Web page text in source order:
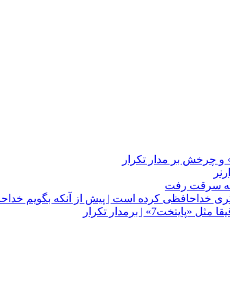
خداحافظی کرده است | پیش از آنکه بگویم
| برمدار تکرار